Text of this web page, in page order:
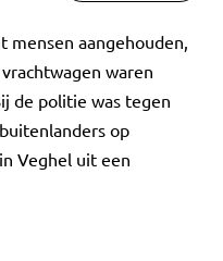
mensen aangehouden,
waren
de politie was tegen
op
Veghel uit een